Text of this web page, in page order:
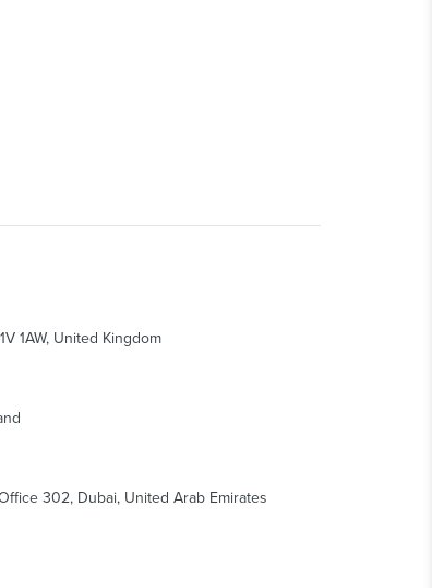
1AW, United Kingdom
302, Dubai, United Arab Emirates